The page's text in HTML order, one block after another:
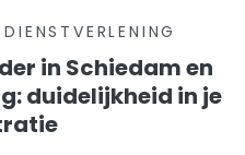
in Schiedam en
duidelijkheid in je